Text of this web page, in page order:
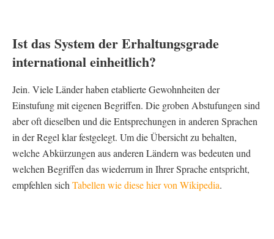
Ist das System der Erhaltungsgrade
international einheitlich?
Jein. Viele Länder haben etablierte Gewohnheiten der
Einstufung mit eigenen Begriffen. Die groben Abstufungen sind
aber oft dieselben und die Entsprechungen in anderen Sprachen
in der Regel klar festgelegt. Um die Übersicht zu behalten,
welche Abkürzungen aus anderen Ländern was bedeuten und
welchen Begriffen das wiederrum in Ihrer Sprache entspricht,
empfehlen sich Tabellen wie diese hier von Wikipedia.